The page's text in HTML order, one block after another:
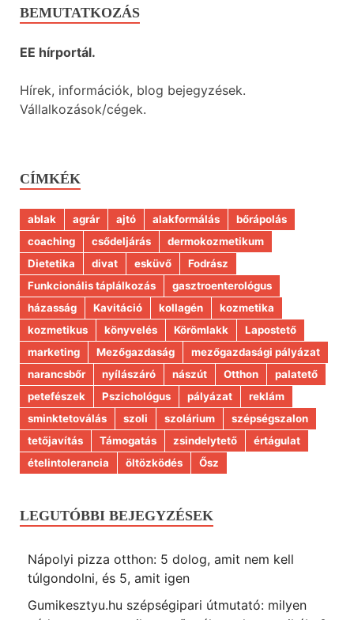
BEMUTATKOZÁS
EE hírportál.
Hírek, információk, blog bejegyzések.
Vállalkozások/cégek.
CÍMKÉK
ablak agrár ajtó alakformálás
bőrápolás
coaching
csődeljárás
dermokozmetikum
Dietetika
divat esküvő
Fodrász
Funkcionális táplálkozás
gasztroenterológus
házasság
Kavitáció kollagén
kozmetika
kozmetikus
könyvelés Körömlakk
Lapostető
marketing
Mezőgazdaság
mezőgazdasági pályázat
narancsbőr
nyílászáró nászút Otthon
palatető
petefészek
Pszichológus pályázat
reklám
sminktetoválás
szoli szolárium
szépségszalon
tetőjavítás
Támogatás zsindelytető
értágulat
ételintolerancia
öltözködés Ősz
LEGUTÓBBI BEJEGYZÉSEK
Nápolyi pizza otthon: 5 dolog, amit nem kell
túlgondolni, és 5, amit igen
Gumikesztyu.hu szépségipari útmutató: milyen